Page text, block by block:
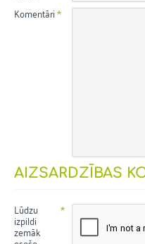
Komentāri
AIZSARDZĪBAS
Lūdzu
izpildi
zemāk